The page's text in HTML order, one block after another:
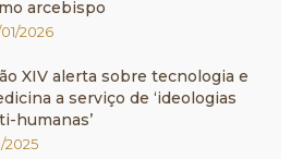
arcebispo
2026
XIV alerta sobre tecnologia e
a serviço de ‘ideologias
humanas’
2025